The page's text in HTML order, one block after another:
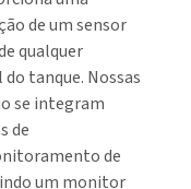
de um sensor
qualquer
tanque. Nossas
se integram
de
de
um monitor